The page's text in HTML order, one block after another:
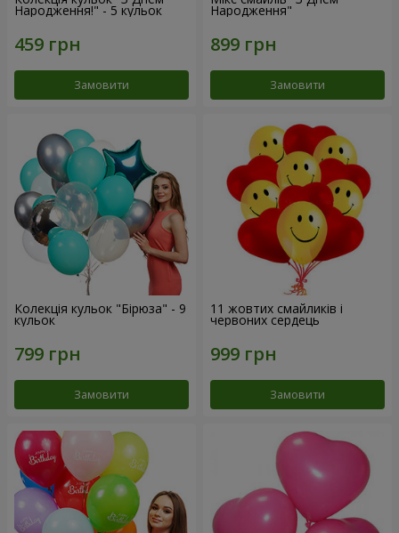
Народження!" - 5 кульок
Замовити
Народження"
Замовити
Колекція кульок "Бірюза" - 9
кульок
Замовити
11 жовтих смайликів і
червоних сердець
Замовити